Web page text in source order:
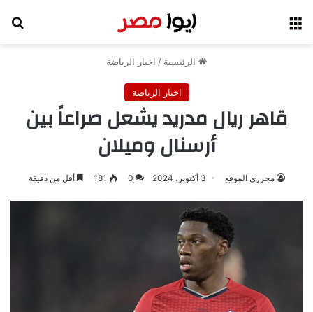
الرئيسية / اخبار الرياضة
اخبار الرياضة
قاهر ريال مدريد يشعل صراعاً بين
أرسنال وميلان
محرري الموقع 3 أكتوبر، 2024 0
181 أقل من دقيقة